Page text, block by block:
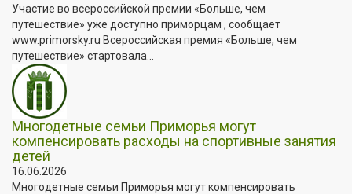
Участие во всероссийской премии «Больше, чем
путешествие» уже доступно приморцам , сообщает
www.primorsky.ru Всероссийская премия «Больше, чем
путешествие» стартовала...
Многодетные семьи Приморья могут
компенсировать расходы на спортивные занятия
детей
16.06.2026
Многодетные семьи Приморья могут компенсировать